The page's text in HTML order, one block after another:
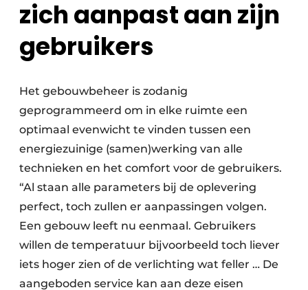
zich aanpast aan zijn
gebruikers
Het gebouwbeheer is zodanig
geprogrammeerd om in elke ruimte een
optimaal evenwicht te vinden tussen een
energiezuinige (samen)werking van alle
technieken en het comfort voor de gebruikers.
“Al staan alle parameters bij de oplevering
perfect, toch zullen er aanpassingen volgen.
Een gebouw leeft nu eenmaal. Gebruikers
willen de temperatuur bijvoorbeeld toch liever
iets hoger zien of de verlichting wat feller … De
aangeboden service kan aan deze eisen